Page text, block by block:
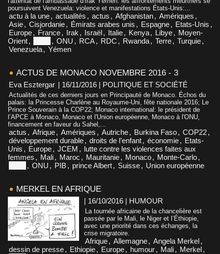
poursuivent Venezuela: violence et manifestations États-Unis:...
actu à la une, actualités , actus , Afghanistan, Amériques ,
Asie, Cisjordanie, Émirats arabes unis , Espagne, Etats-Unis ,
Europe, France, Irak , Israël, Italie, Kenya, Libye, Moyen-
Orient, , ONU , RCA, RDC , Rwanda, Terre, Turquie,
Venezuela, Yémen
ACTUS DE MONACO NOVEMBRE 2016 - 3
Eva Esztergar | 16/11/2016 | POLITIQUE ET SOCIÉTÉ
Actualités de ces derniers jours en Principauté de Monaco. Échos du
palais: la Princesse Charlène au Royaume-Uni, fête nationale 2016; Le
Prince Souverain à la COP22; Monaco international: le président de
l’APCE à Monaco, Monaco et l'Union européenne, Monaco à l'ONU,
financement en faveur du Sahel,...
actus , Afrique, Amériques , Autriche, Burkina Faso, COP22,
développement durable, droits de l’enfant, économie, Etats-
Unis , Europe, JCEM , lutte contre les violences faites aux
femmes , Mali, Maroc , Mauritanie, Monaco, Monte-Carlo,
, ONU , PIB, prince Albert, Suisse, Union européenne
MERKEL EN AFRIQUE
| 16/10/2016 | HUMOUR
La tournée africaine de la chancelière est
passée par le Mali, le Niger et l’Éthiopie,
avec une priorité dans ces échanges, la
crise migratoire.
Afrique, Allemagne, Angela Merkel,
dessin de presse, Ethiopie, Europe, humour, Mali, Merkel,